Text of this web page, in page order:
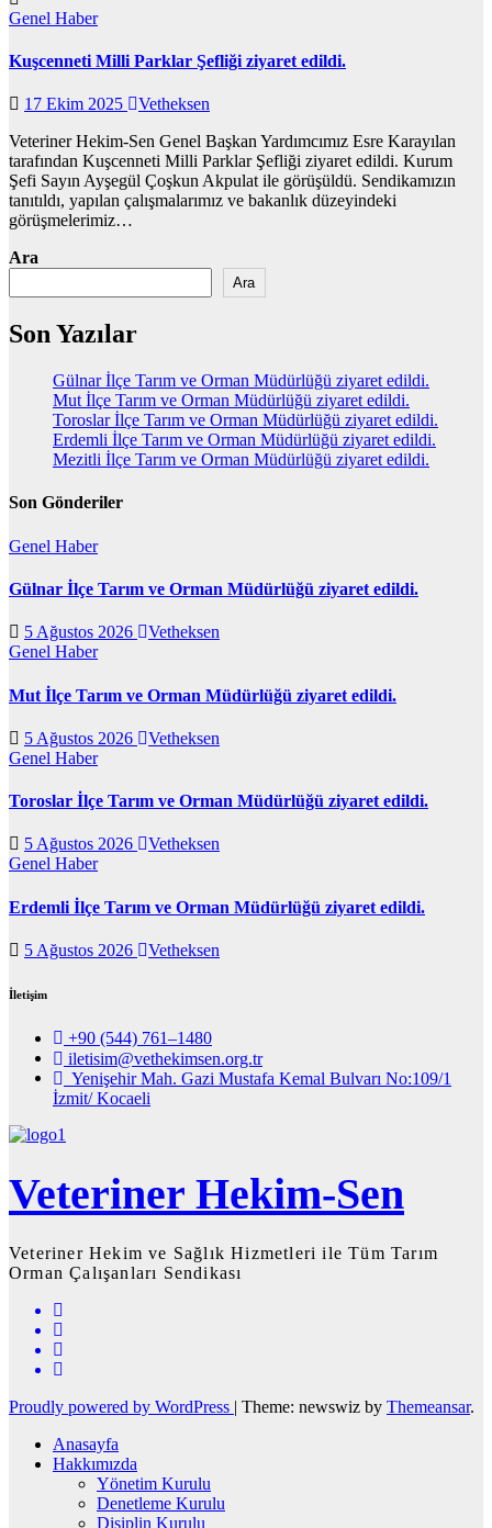
Genel Haber
Kuşcenneti Milli Parklar Şefliği ziyaret edildi.
17 Ekim 2025
Vetheksen
Veteriner Hekim-Sen Genel Başkan Yardımcımız Esre Karayılan
tarafından Kuşcenneti Milli Parklar Şefliği ziyaret edildi. Kurum
Şefi Sayın Ayşegül Çoşkun Akpulat ile görüşüldü. Sendikamızın
tanıtıldı, yapılan çalışmalarımız ve bakanlık düzeyindeki
görüşmelerimiz…
Ara
Ara
Son Yazılar
Gülnar İlçe Tarım ve Orman Müdürlüğü ziyaret edildi.
Mut İlçe Tarım ve Orman Müdürlüğü ziyaret edildi.
Toroslar İlçe Tarım ve Orman Müdürlüğü ziyaret edildi.
Erdemli İlçe Tarım ve Orman Müdürlüğü ziyaret edildi.
Mezitli İlçe Tarım ve Orman Müdürlüğü ziyaret edildi.
Son Gönderiler
Genel Haber
Gülnar İlçe Tarım ve Orman Müdürlüğü ziyaret edildi.
5 Ağustos 2026
Vetheksen
Genel Haber
Mut İlçe Tarım ve Orman Müdürlüğü ziyaret edildi.
5 Ağustos 2026
Vetheksen
Genel Haber
Toroslar İlçe Tarım ve Orman Müdürlüğü ziyaret edildi.
5 Ağustos 2026
Vetheksen
Genel Haber
Erdemli İlçe Tarım ve Orman Müdürlüğü ziyaret edildi.
5 Ağustos 2026 Vetheksen
İletişim
+90 (544) 761–1480
iletisim@vethekimsen.org.tr
Yenişehir Mah. Gazi Mustafa Kemal Bulvarı No:109/1
İzmit/ Kocaeli
Veteriner Hekim-Sen
Veteriner Hekim ve Sağlık Hizmetleri ile Tüm Tarım
Orman Çalışanları Sendikası
Proudly powered by WordPress | Theme: newswiz by Themeansar.
Anasayfa
Hakkımızda
Yönetim Kurulu
Denetleme Kurulu
Disiplin Kurulu